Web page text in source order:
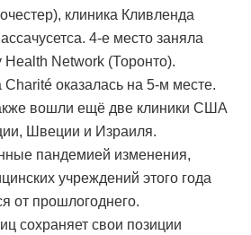
клиника Кливленда
4-е место заняла
Health Network (Торонто).
Charité оказалась на 5-м месте.
вошли ещё две клиники США
Швеции и Израиля.
пандемией изменения,
учреждений этого года
от прошлогоднего.
сохраняет свои позиции